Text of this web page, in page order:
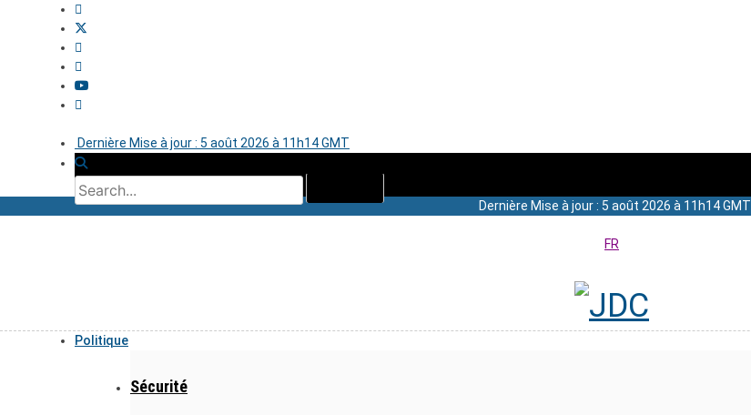
Dernière Mise à jour : 5 août 2026 à 11h14 GMT
Dernière Mise à jour : 5 août 2026 à 11h14 GMT
FR
Politique
Sécurité